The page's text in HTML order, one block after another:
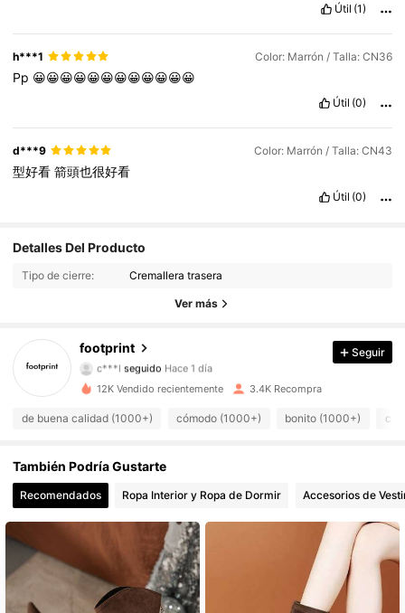
Útil (1)
h***1 Color: Marrón / Talla: CN36
Pp 😀😀😀😀😀😀😀😀😀😀😀😀
Útil (0)
d***9 Color: Marrón / Talla: CN43
型好看箭頭也很好看
Útil (0)
Detalles Del Producto
Tipo de cierre: Cremallera trasera
Ver más
footprint
4,92 2.7K Seguidores
2.7K Seguidores
c***lseguido
4,92
2.7K Seguidores
4,92
4,92 2.7K Seguidores
2.7K Seguidores
4,92 2.7K Seguidores
Seguir
12K Vendido recientemente 3.4K Recompra
de buena calidad (1000+) cómodo (1000+) bonito (1000+)
También Podría Gustarte
Recomendados Ropa Interior y Ropa de Dormir Accesorios de